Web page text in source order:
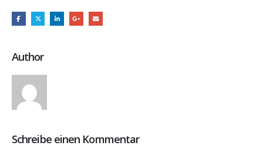
Author
Schreibe einen Kommentar